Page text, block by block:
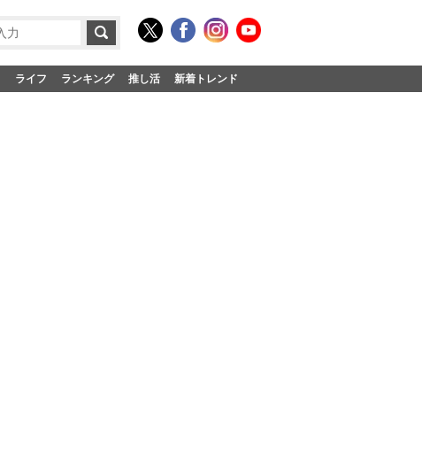
ライフ ランキング 推し活 新着トレンド